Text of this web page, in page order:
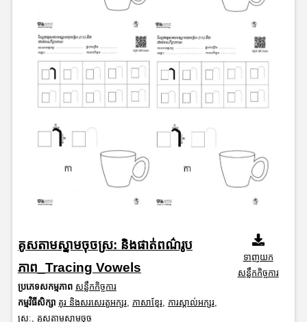
គូសតាមស្នាមចុចស្រ: និងផាត់ពណ៌រូប
ភាព_Tracing Vowels
ប្រភេទសកម្មភាព សន្លឹកកិច្ចការ
កម្មវិធីសិក្សា គូរ និងសរសេរតួអក្សរ, ភាសាខ្មែរ, ការស្គាល់អក្សរ,
ស្រៈ
គូសតាមស្នាមចុច
ទាញយក
សន្លឹកកិច្ចការ